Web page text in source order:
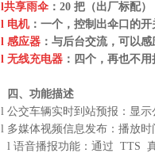
l共享雨伞 ：20 把（出厂标配
l 电机：一个，控制出伞口的开
l 感应器 ：与后台交流，可以
l 无线充电器 ：四个，再也不
四、功能描述
l 公交车辆实时到站预报：显示
l 多媒体视频信息发布：播放时
l 语音播报功能：通过 TTS